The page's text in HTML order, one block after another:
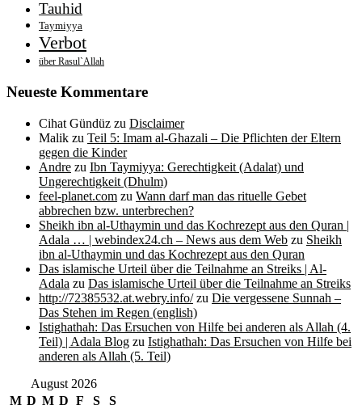
Tauhid
Taymiyya
Verbot
über Rasul`Allah
Neueste Kommentare
Cihat Gündüz zu Disclaimer
Malik zu Teil 5: Imam al-Ghazali – Die Pflichten der Eltern
gegen die Kinder
Andre zu Ibn Taymiyya: Gerechtigkeit (Adalat) und
Ungerechtigkeit (Dhulm)
feel-planet.com zu Wann darf man das rituelle Gebet
abbrechen bzw. unterbrechen?
Sheikh ibn al-Uthaymin und das Kochrezept aus den Quran |
Adala … | webindex24.ch – News aus dem Web zu Sheikh
ibn al-Uthaymin und das Kochrezept aus den Quran
Das islamische Urteil über die Teilnahme an Streiks | Al-
Adala zu Das islamische Urteil über die Teilnahme an Streiks
http://72385532.at.webry.info/zu Die vergessene Sunnah –
Das Stehen im Regen (english)
Istighathah: Das Ersuchen von Hilfe bei anderen als Allah (4.
Teil) | Adala Blog zu Istighathah: Das Ersuchen von Hilfe bei
anderen als Allah (5. Teil)
August 2026
M D M D F S
S